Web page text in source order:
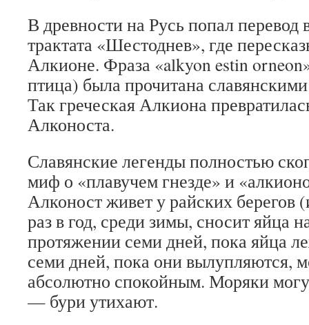
В древности на Русь попал перевод
трактата «Шестоднев», где
Алкионе. Фраза «alkyon estin
птица) была прочитана
Так греческая Алкиона
Алконоста.
Славянские легенды полностью
миф о «плавучем гнезде» и
Алконост живет у райских берегов
раз в год, среди зимы, сносит яйца
протяжении семи дней, пока яйца
семи дней, пока они вылупляются,
абсолютно спокойным. Моряки
— бури утихают.